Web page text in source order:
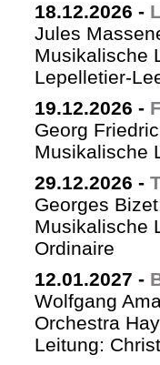
18.12.2026 -
Jules
Musikalische
Lepelletier-
19.12.2026 -
Georg
Musikalische
29.12.2026 -
Georges
Musikalische
Ordinaire
12.01.2027 -
Wolfgang
Orchestra
Leitung: